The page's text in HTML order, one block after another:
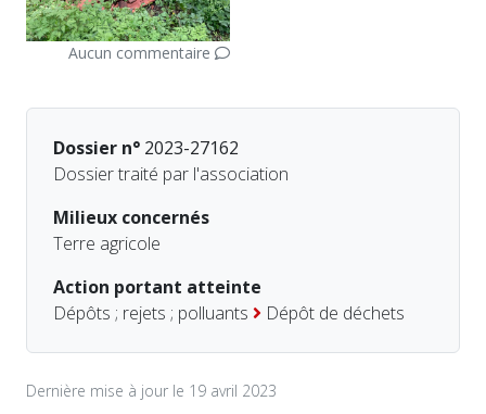
Aucun commentaire
Dossier n° 2023-27162
Dossier traité par l'association
Milieux concernés
Terre agricole
Action portant atteinte
Dépôts ; rejets ; polluants
Dépôt de déchets
Dernière mise à jour le 19 avril 2023